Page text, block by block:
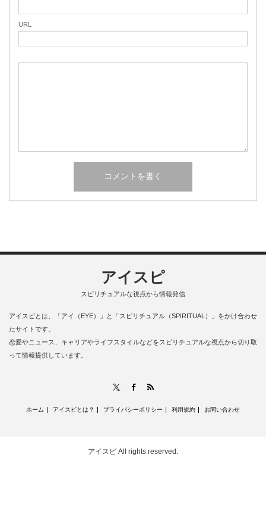
URL
アイスピ
スピリチュアルな視点から情報発信
アイスピとは、「アイ（EYE）」と「スピリチュアル（SPIRITUAL）」をかけ合わせ
たサイトです。
恋愛やニュース、キャリアやライフスタイルなどをスピリチュアルな視点から切り取
って情報提供しています。
Facebook
ホーム アイスピとは？ プライバシーポリシー 利用規約 お問い合わせ
アイスピ All rights reserved.